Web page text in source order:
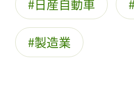
日産自動車
製造業